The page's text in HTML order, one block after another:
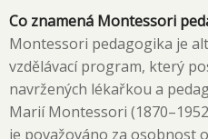
Co znamená Montessori
Montessori pedagogika je
vzdělávací program, který
navržených lékařkou a
Marií Montessori
je považováno za osobnost